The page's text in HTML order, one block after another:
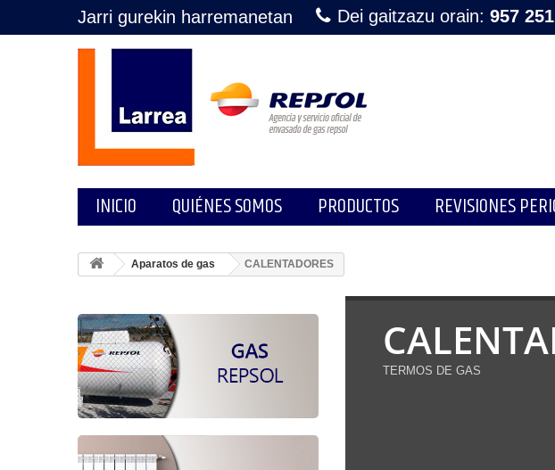
Jarri gurekin harremanetan Dei gaitzazu orain: 957
INICIO QUIÉNES SOMOS PRODUCTOS REVISIONES
Aparatos de gas CALENTADORES
TERMOS DE GAS